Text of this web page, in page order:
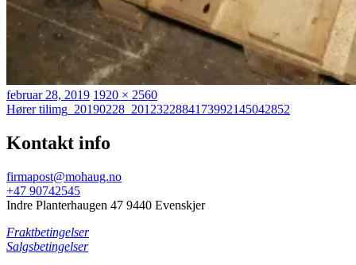
Publisert
februar 28, 2019 Full
størrelse
1920 × 2560
Innleggsnavigasjon
Hører tilimg_20190228_2012322884173992145042852
Kontakt info
firmapost@mohaug.no
+47 90742545
Indre Planterhaugen 47 9440 Evenskjer
Fraktbetingelser
Salgsbetingelser